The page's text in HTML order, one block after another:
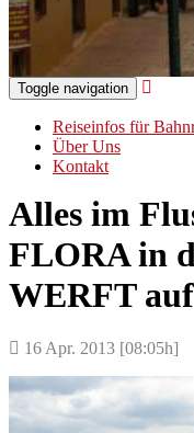
Toggle navigation
Reiseinfos für
Über Uns
Kontakt
Alles im
FLORA in
WERFT
16 Apr. 2013 [08:05h]